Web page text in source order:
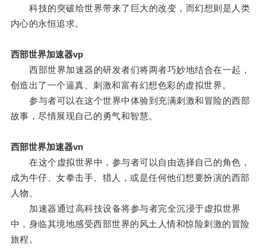
科技的突破给世界带来了巨大的改变，而幻想则是人类
内心的永恒追求。
西部世界加速器vp
西部世界加速器的研发者们将两者巧妙地结合在一起，
创造出了一个逼真、刺激和富有幻想色彩的虚拟世界。
参与者可以在这个世界中体验到充满刺激和冒险的西部
故事，尽情展现自己的勇气和智慧。
西部世界加速器vn
在这个虚拟世界中，参与者可以自由选择自己的角色，
成为牛仔、女拳击手、猎人，或是任何他们想要扮演的西部
人物。
加速器通过高科技设备将参与者完全沉浸于虚拟世界
中，身临其境地感受西部世界的风土人情和惊险刺激的冒险
旅程。